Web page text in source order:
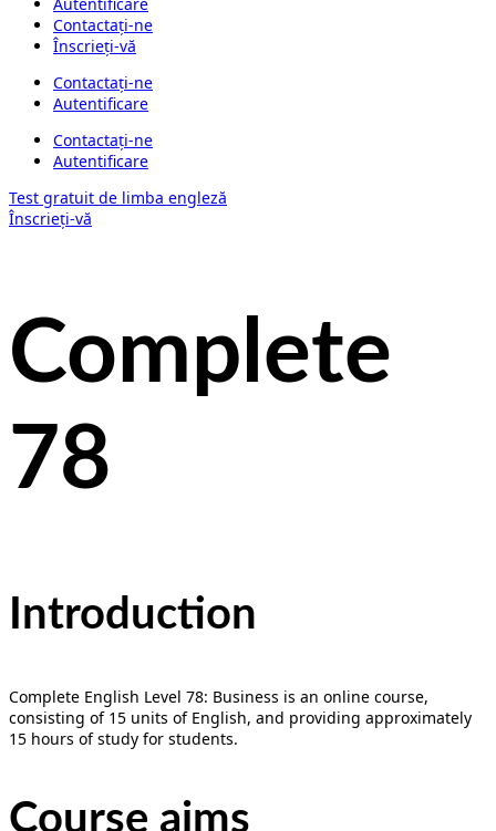
Contactați-ne
Înscrieți-vă
Contactați-ne
Autentificare
Contactați-ne
Autentificare
Test gratuit de limba engleză
Înscrieți-vă
Complete
78
Introduction
Complete English Level 78: Business is an online course,
consisting of 15 units of English, and providing approximately
15 hours of study for students.
Course aims